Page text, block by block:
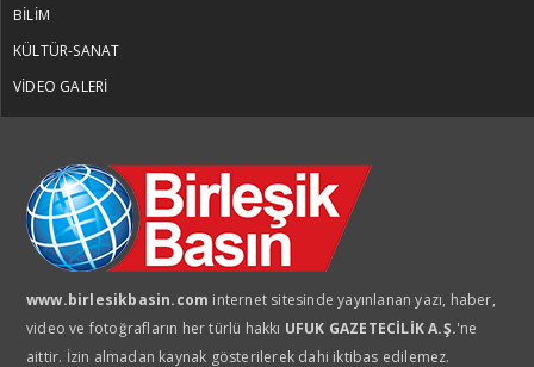
BİLİM
KÜLTÜR-SANAT
VİDEO GALERİ
www.birlesikbasin.com internet sitesinde yayınlanan yazı, haber,
video ve fotoğrafların her türlü hakkı UFUK GAZETECİLİK A.Ş.'ne
aittir. İzin almadan kaynak gösterilerek dahi iktibas edilemez.